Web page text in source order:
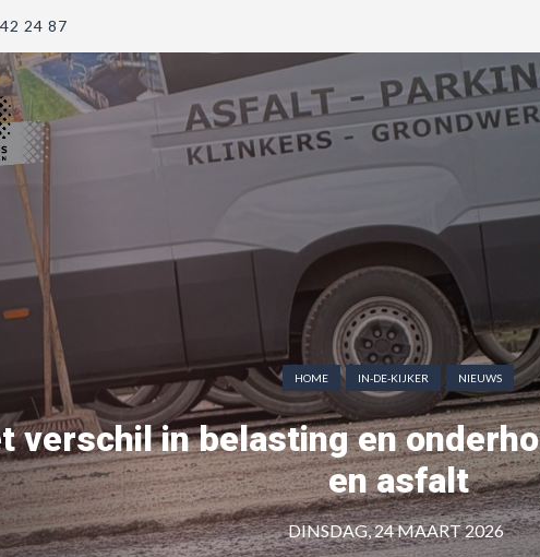
24 87
HOME IN-DE-KIJKER NIEUWS
verschil in belasting en
en asfalt
DINSDAG, 24 MAART 2026